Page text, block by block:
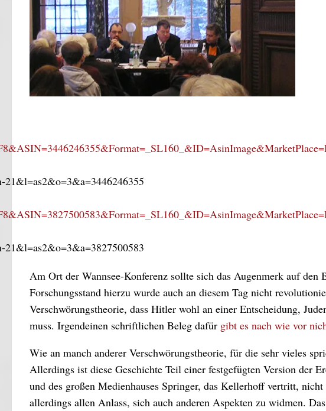
Am Ort der Wannsee-Konferenz sollte sich das Augenmerk auf
Forschungsstand hierzu wurde auch an diesem Tag nicht
Verschwörungstheorie, dass Hitler wohl an einer Entscheidung,
muss. Irgendeinen schriftlichen Beleg dafür gibt es nach wie vor
Wie an manch anderer Verschwörungstheorie, für die sehr vieles
Allerdings ist diese Geschichte Teil einer festgefügten Version der
und des großen Medienhauses Springer, das Kellerhoff vertritt,
allerdings allen Anlass, sich auch anderen Aspekten zu widmen.